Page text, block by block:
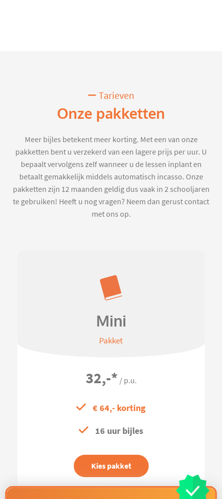
Tarieven
Onze pakketten
Meer bijles betekent meer korting. Met een van onze
pakketten bent u verzekerd van een lagere prijs per uur. U
bepaalt vervolgens zelf wanneer u de lessen inplant en
betaalt gemakkelijk middels automatisch incasso. Onze
pakketten zijn 12 maanden geldig dus vaak in 2 schooljaren
te gebruiken! Heeft u nog vragen? Neem dan gerust contact
met ons op.
Mini
Pakket
32,-* / p.u.
€ 64,- korting
16 uur bijles
Kies pakket